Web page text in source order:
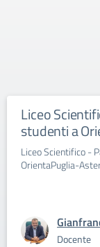
Liceo
studenti a
Liceo Scientifico -
OrientaPuglia-
Docente